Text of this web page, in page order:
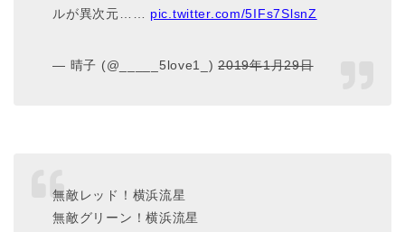
ルが異次元…… pic.twitter.com/5IFs7SlsnZ
— 晴子 (@_____5love1_)2019年1月29日
無敵レッド！横浜流星
無敵グリーン！横浜流星